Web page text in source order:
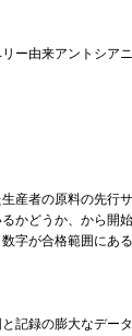
ー由来アントシア
産者の原料の先行
かどうか、から開
字が合格範囲にあ
記録の膨大なデー